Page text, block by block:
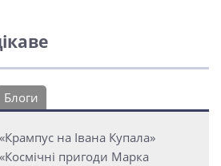
Блоги
на Івана Купала»
пригоди Марка